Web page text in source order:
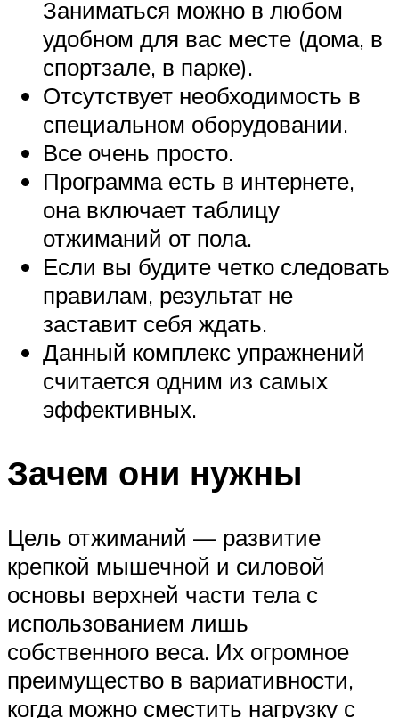
Заниматься можно в любом
удобном для вас месте (дома, в
спортзале, в парке).
Отсутствует необходимость в
специальном оборудовании.
Все очень просто.
Программа есть в интернете,
она включает таблицу
отжиманий от пола.
Если вы будите четко следовать
правилам, результат не
заставит себя ждать.
Данный комплекс упражнений
считается одним из самых
эффективных.
Зачем они нужны
Цель отжиманий — развитие
крепкой мышечной и силовой
основы верхней части тела с
использованием лишь
собственного веса. Их огромное
преимущество в вариативности,
когда можно сместить нагрузку с